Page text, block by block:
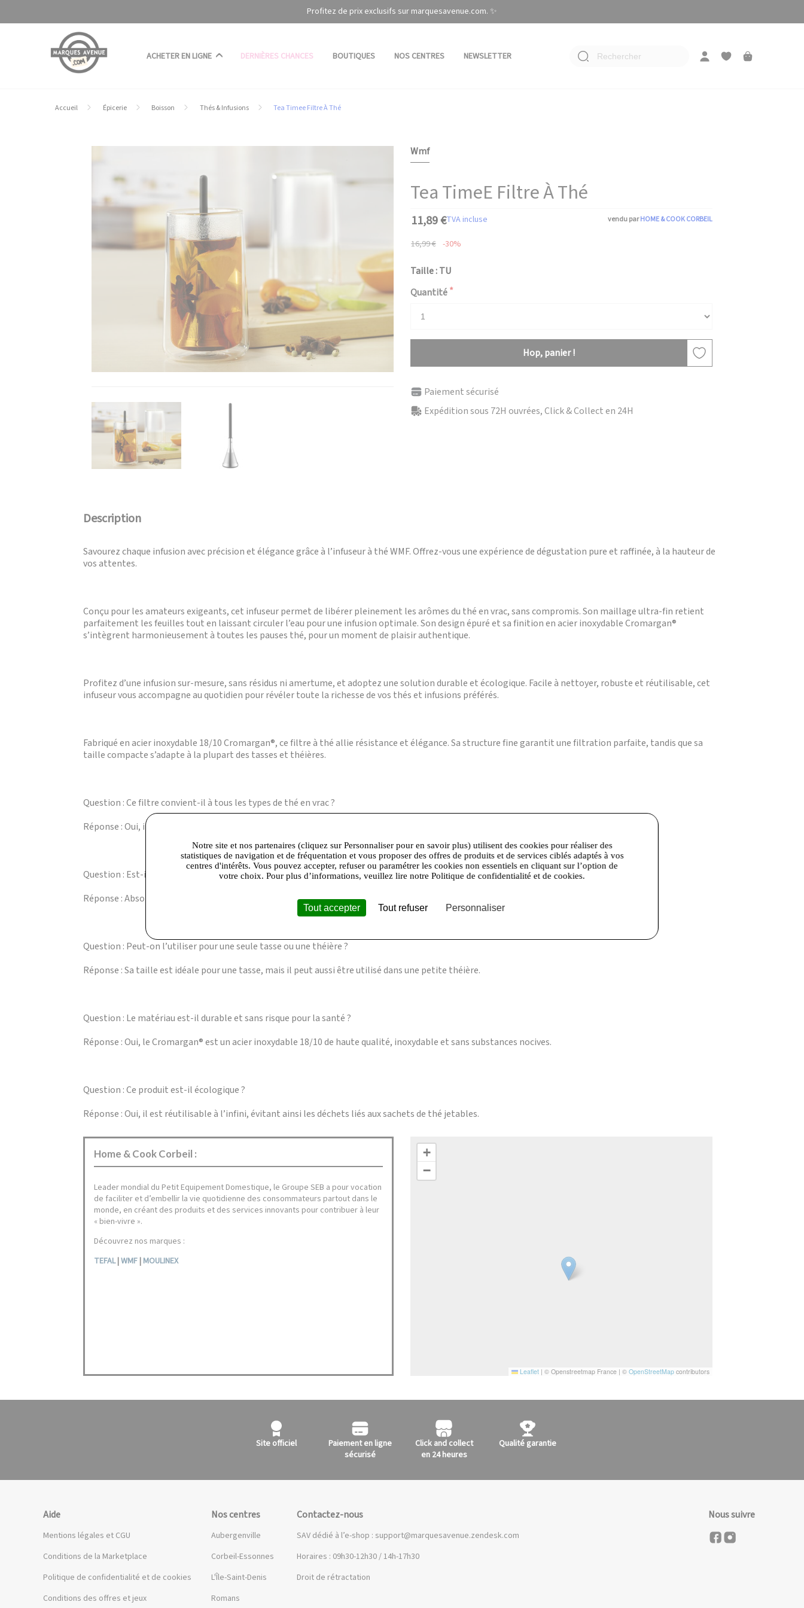
Profitez de prix exclusifs sur marquesavenue.com. ✨
ACHETER EN LIGNE DERNIÈRES CHANCES BOUTIQUES NOS CENTRES NEWSLETTER Rechercher
Accueil Épicerie Boisson Thés & Infusions Tea Timee Filtre À Thé
Wmf
Tea TimeE Filtre À Thé
vendu parHOME & COOK CORBEIL
11,89 €TVA incluse
16,99 € -30%
Taille : TU
Quantité
Hop, panier !
Paiement sécurisé
Expédition sous 72H ouvrées, Click & Collect en 24H
Description
Savourez chaque infusion avec précision et élégance grâce à l’infuseur à thé WMF. Offrez-vous une expérience de dégustation pure et raffinée, à la hauteur de
vos attentes.
Conçu pour les amateurs exigeants, cet infuseur permet de libérer pleinement les arômes du thé en vrac, sans compromis. Son maillage ultra-fin retient
parfaitement les feuilles tout en laissant circuler l’eau pour une infusion optimale. Son design épuré et sa finition en acier inoxydable Cromargan®
s’intègrent harmonieusement à toutes les pauses thé, pour un moment de plaisir authentique.
Profitez d’une infusion sur-mesure, sans résidus ni amertume, et adoptez une solution durable et écologique. Facile à nettoyer, robuste et réutilisable, cet
infuseur vous accompagne au quotidien pour révéler toute la richesse de vos thés et infusions préférés.
Fabriqué en acier inoxydable 18/10 Cromargan®, ce filtre à thé allie résistance et élégance. Sa structure fine garantit une filtration parfaite, tandis que sa
taille compacte s’adapte à la plupart des tasses et théières.
Question : Ce filtre convient-il à tous les types de thé en vrac ?
Réponse : Oui, il est conçu pour infuser tous les thés en vrac ainsi que les herbes aromatiques.
Question : Est-il facile à nettoyer ?
Réponse : Absolument, il se rince rapidement à l’eau claire et peut être nettoyé en profondeur sans effort.
Question : Peut-on l’utiliser pour une seule tasse ou une théière ?
Réponse : Sa taille est idéale pour une tasse, mais il peut aussi être utilisé dans une petite théière.
Question : Le matériau est-il durable et sans risque pour la santé ?
Réponse : Oui, le Cromargan® est un acier inoxydable 18/10 de haute qualité, inoxydable et sans substances nocives.
Question : Ce produit est-il écologique ?
Réponse : Oui, il est réutilisable à l’infini, évitant ainsi les déchets liés aux sachets de thé jetables.
Home & Cook Corbeil :
Leader mondial du Petit Equipement Domestique, le Groupe SEB a pour vocation
de faciliter et d’embellir la vie quotidienne des consommateurs partout dans le
monde, en créant des produits et des services innovants pour contribuer à leur
« bien-vivre ».
Découvrez nos marques :
TEFAL|WMF | MOULINEX
+
−
Leaflet | © Openstreetmap France | © OpenStreetMapcontributors
Site officiel
Paiement en ligne
sécurisé
Click and collect
en 24 heures
Qualité garantie
Aide
Mentions légales et CGU
Conditions de la Marketplace
Politique de confidentialité et de cookies
Conditions des offres et jeux
Nos centres
Aubergenville
Corbeil-Essonnes
L'Île-Saint-Denis
Romans
Contactez-nous
SAV dédié à l’e-shop : support@marquesavenue.zendesk.com
Horaires : 09h30-12h30 / 14h-17h30
Droit de rétractation
Nous suivre
Notre site et nos partenaires (cliquez sur Personnaliser pour en savoir plus) utilisent des cookies pour réaliser des
statistiques de navigation et de fréquentation et vous proposer des offres de produits et de services ciblés adaptés à vos
centres d'intérêts. Vous pouvez accepter, refuser ou paramétrer les cookies non essentiels en cliquant sur l’option de
votre choix. Pour plus d’informations, veuillez lire notre Politique de confidentialité et de cookies.
Tout accepter Tout refuser Personnaliser